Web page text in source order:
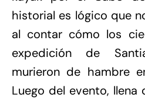
historial es lógico que
al contar cómo los
expedición de
murieron de hambre
Luego del evento, llena